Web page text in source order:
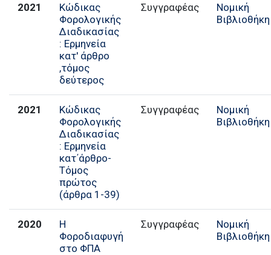
2021
Κώδικας
Φορολογικής
Διαδικασίας
: Ερμηνεία
κατ' άρθρο
,τόμος
δεύτερος
Συγγραφέας
Νομική
Βιβλιοθήκη
2021
Κώδικας
Φορολογικής
Διαδικασίας
: Ερμηνεία
κατ΄άρθρο-
Τόμος
πρώτος
(άρθρα 1-39)
Συγγραφέας
Νομική
Βιβλιοθήκη
2020
Η
Φοροδιαφυγή
στο ΦΠΑ
Συγγραφέας
Νομική
Βιβλιοθήκη